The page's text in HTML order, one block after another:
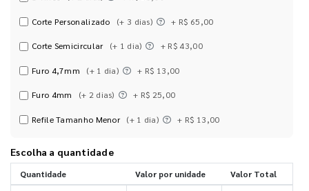
Corte Personalizado (+ 3 dias) + R$ 65,00
Corte Semicircular (+ 1 dia) + R$ 43,00
Furo 4,7mm (+ 1 dia) + R$ 13,00
Furo 4mm (+ 2 dias) + R$ 25,00
Refile Tamanho Menor (+ 1 dia) + R$ 13,00
Escolha a quantidade
Quantidade Valor por unidade Valor Total